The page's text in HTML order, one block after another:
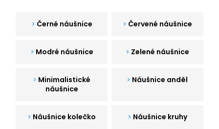
Černé náušnice Červené náušnice
Modré náušnice Zelené náušnice
Minimalistické
náušnice
Náušnice anděl
Náušnice kolečko Náušnice kruhy